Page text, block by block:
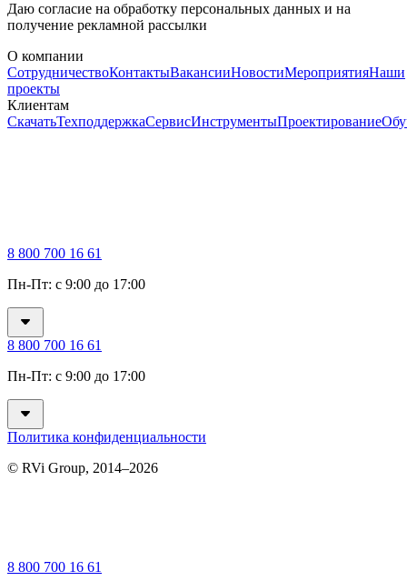
Даю согласие на обработку персональных данных и на
получение рекламной рассылки
О компании
СотрудничествоКонтактыВакансииНовостиМероприятияНаши
проекты
Клиентам
СкачатьТехподдержкаСервисИнструментыПроектирование
8 800 700 16 61
Пн-Пт: с 9:00 до 17:00
8 800 700 16 61
Пн-Пт: с 9:00 до 17:00
Политика конфиденциальности
© RVi Group, 2014–2026
8 800 700 16 61